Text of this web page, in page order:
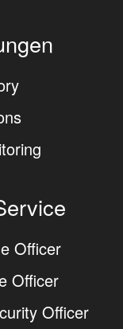
Officer
Officer
Officer